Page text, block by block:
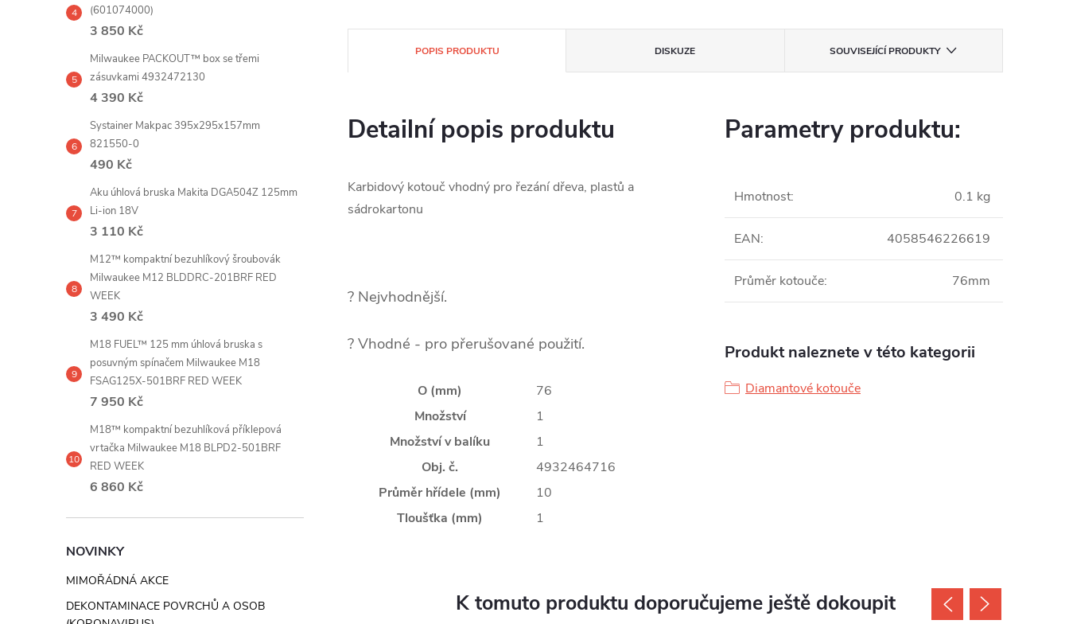
(601074000)
3 850 Kč
Milwaukee PACKOUT™ box se třemi
zásuvkami 4932472130
4 390 Kč
Systainer Makpac 395x295x157mm
821550-0
490 Kč
Aku úhlová bruska Makita DGA504Z 125mm
Li-ion 18V
3 110 Kč
M12™ kompaktní bezuhlíkový šroubovák
Milwaukee M12 BLDDRC-201BRF RED
WEEK
3 490 Kč
M18 FUEL™ 125 mm úhlová bruska s
posuvným spínačem Milwaukee M18
FSAG125X-501BRF RED WEEK
7 950 Kč
M18™ kompaktní bezuhlíková příklepová
vrtačka Milwaukee M18 BLPD2-501BRF
RED WEEK
6 860 Kč
NOVINKY
MIMOŘÁDNÁ AKCE
DEKONTAMINACE POVRCHŮ A OSOB
POPIS PRODUKTU DISKUZE SOUVISEJÍCÍ PRODUKTY
Detailní popis produktu
Karbidový kotouč vhodný pro řezání dřeva, plastů a
sádrokartonu
? Nejvhodnější.
? Vhodné - pro přerušované použití.
O (mm)
76
Množství
1
Množství v balíku
1
Obj. č.
4932464716
Průměr hřídele (mm)
10
Tloušťka (mm)
1
Parametry produktu:
Hmotnost: 0.1 kg
EAN: 4058546226619
Průměr kotouče: 76mm
Produkt naleznete v této kategorii
Diamantové kotouče
K tomuto produktu doporučujeme ještě dokoupit